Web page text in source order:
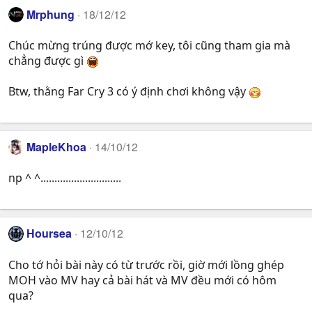
Mrphung 18/12/12
Chúc mừng trúng được mớ key, tôi cũng tham gia mà
chẳng được gì
Btw, thằng Far Cry 3 có ý định chơi không vậy
MapleKhoa 14/10/12
np ^ ^.............................
Hoursea 12/10/12
Cho tớ hỏi bài này có từ trước rồi, giờ mới lồng ghép
MOH vào MV hay cả bài hát và MV đều mới có hôm
qua?